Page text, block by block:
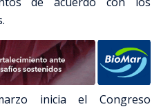
inicia el Congreso